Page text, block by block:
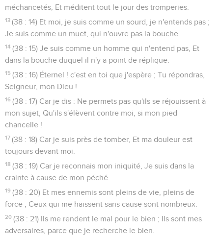
méchancetés, Et méditent tout le jour des tromperies.
13 (38 : 14) Et moi, je suis comme un sourd, je n'entends pas ;
Je suis comme un muet, qui n'ouvre pas la bouche.
14 (38 : 15) Je suis comme un homme qui n'entend pas, Et
dans la bouche duquel il n'y a point de réplique.
15 (38 : 16) Éternel ! c'est en toi que j'espère ; Tu répondras,
Seigneur, mon Dieu !
16 (38 : 17) Car je dis : Ne permets pas qu'ils se réjouissent à
mon sujet, Qu'ils s'élèvent contre moi, si mon pied
chancelle !
17 (38 : 18) Car je suis près de tomber, Et ma douleur est
toujours devant moi.
18 (38 : 19) Car je reconnais mon iniquité, Je suis dans la
crainte à cause de mon péché.
19 (38 : 20) Et mes ennemis sont pleins de vie, pleins de
force ; Ceux qui me haïssent sans cause sont nombreux.
20 (38 : 21) Ils me rendent le mal pour le bien ; Ils sont mes
adversaires, parce que je recherche le bien.